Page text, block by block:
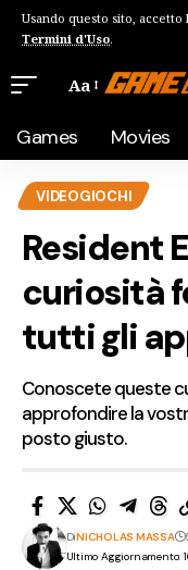
Usando questo sito, accetto
Termini d'Uso.
Aa
Games Movies
VIDEOGIOCHI
Resident
curiosità
tutti gli
Conoscete queste
approfondire la
posto giusto.
Ultimo Aggiornamento:
DiNICHOLAS MASSA